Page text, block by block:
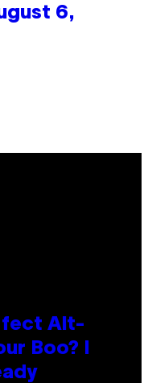
6,
Alt-
Boo? I